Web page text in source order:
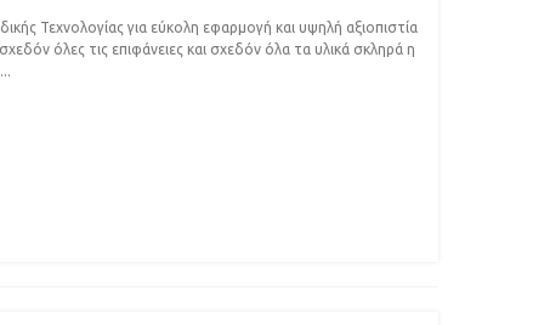
Τεχνολογίας για εύκολη εφαρμογή και υψηλή αξιοπιστία
όλες τις επιφάνειες και σχεδόν όλα τα υλικά σκληρά η